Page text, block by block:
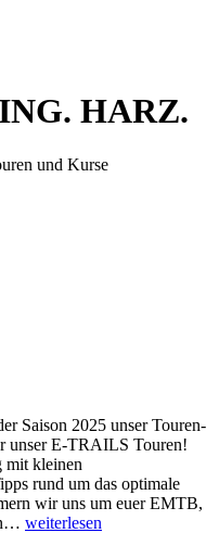
HARZ.
und Kurse
Saison 2025 unser Touren-
unser E-TRAILS Touren!
mit kleinen
rund um das optimale
wir uns um euer EMTB,
E-
weiterlesen